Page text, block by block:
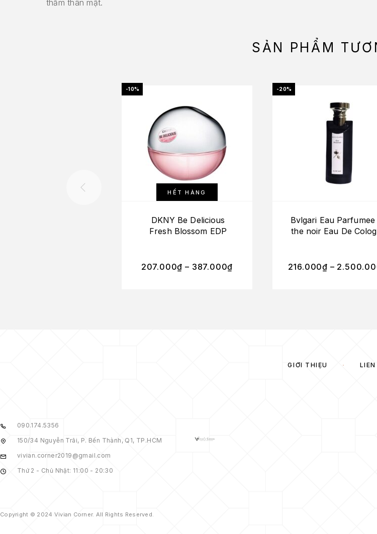
thầm thân mật.
SẢN PHẨM
-10%
HẾT HÀNG
DKNY Be Delicious
Fresh Blossom EDP
207.000₫ – 387.000₫
-20%
Bvlgari Eau Parfumee
the noir Eau De
216.000₫ –
GIỚI THIỆU LIÊN
090.174.5356
150/34 Nguyễn Trãi, P. Bến Thành, Q1, TP.HCM
vivian.corner2019@gmail.com
Thứ 2 - Chủ Nhật: 11:00 - 20:30
Copyright © 2024 Vivian Corner. All Rights Reserved.